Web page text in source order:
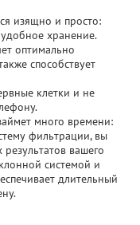
изящно и просто:
хранение.
оптимально
способствует
клетки и не
много времени:
фильтрации, вы
вашего
системой и
длительный